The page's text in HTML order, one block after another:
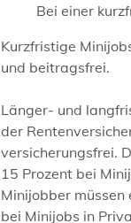
Bei einer
Kurzfristige
und beitragsfrei.
Länger- und
der
versicherungsfrei.
15 Prozent bei
Minijobber müssen
bei Minijobs in